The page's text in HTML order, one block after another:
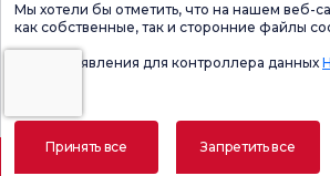
Назначить встречу
Мы хотели бы отметить, что на нашем веб-
как собственные, так и сторонние файлы
Форма заявления для контроллера данных
Принять все Запретить все